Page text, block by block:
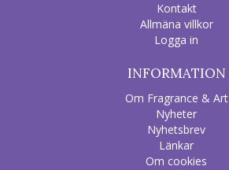
Kontakt
Allmäna villkor
Logga in
INFORMATION
Om Fragrance & Art
Nyheter
Nyhetsbrev
Länkar
Om cookies